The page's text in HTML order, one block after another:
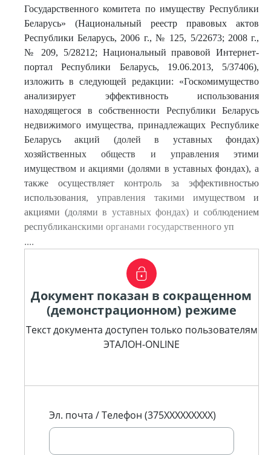
Государственного комитета по имуществу Республики
Беларусь» (Национальный реестр правовых актов
Республики Беларусь, 2006 г., № 125, 5/22673; 2008 г.,
№ 209, 5/28212; Национальный правовой Интернет-
портал Республики Беларусь, 19.06.2013, 5/37406),
изложить в следующей редакции: «Госкомимущество
анализирует эффективность использования
находящегося в собственности Республики Беларусь
недвижимого имущества, принадлежащих Республике
Беларусь акций (долей в уставных фондах)
хозяйственных обществ и управления этими
имуществом и акциями (долями в уставных фондах), а
также осуществляет контроль за эффективностью
использования, управления такими имуществом и
акциями (долями в уставных фондах) и соблюдением
республиканскими органами государственного уп
....
Документ показан в сокращенном
(демонстрационном) режиме
Текст документа доступен только пользователям
ЭТАЛОН-ONLINE
Эл. почта / Телефон (375XXXXXXXXX)